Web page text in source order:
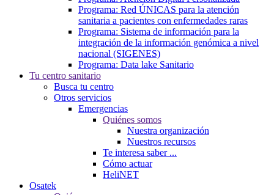
Programa: Red ÚNICAS para la atención
sanitaria a pacientes con enfermedades raras
Programa: Sistema de información para la
integración de la información genómica a nivel
nacional (SIGENES)
Programa: Data lake Sanitario
Tu centro sanitario
Busca tu centro
Otros servicios
Emergencias
Quiénes somos
Nuestra organización
Nuestros recursos
Te interesa saber ...
Cómo actuar
HeliNET
Osatek